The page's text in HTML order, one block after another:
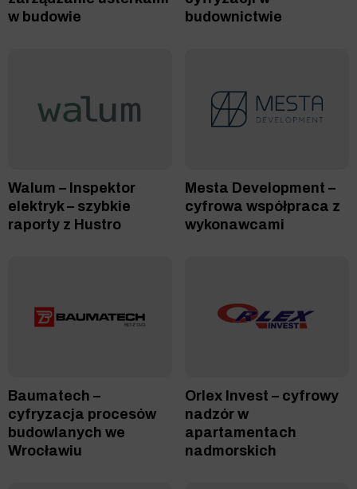
w budowie
budownictwie
Walum – Inspektor
elektryk – szybkie
raporty z Hustro
Mesta Development –
cyfrowa współpraca z
wykonawcami
Baumatech –
cyfryzacja procesów
budowlanych we
Wrocławiu
Orlex Invest – cyfrowy
nadzór w
apartamentach
nadmorskich